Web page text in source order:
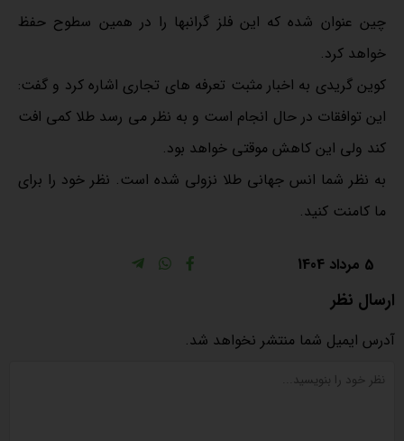
چین عنوان شده که این فلز گرانبها را در همین سطوح حفظ
خواهد کرد.
کوین گریدی به اخبار مثبت تعرفه های تجاری اشاره کرد و گفت:
این توافقات در حال انجام است و به نظر می رسد طلا کمی افت
کند ولی این کاهش موقتی خواهد بود.
به نظر شما انس جهانی طلا نزولی شده است. نظر خود را برای
ما کامنت کنید.
5 مرداد 1404
ارسال نظر
آدرس ایمیل شما منتشر نخواهد شد.